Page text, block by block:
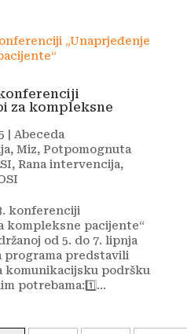
za kompleksne
Abeceda
, Miz, Potpomognuta
, Rana intervencija,
konferenciji
kompleksne pacijente“
od 5. do 7. lipnja
programa predstavili
komunikacijsku podršku
potrebama:1️⃣...